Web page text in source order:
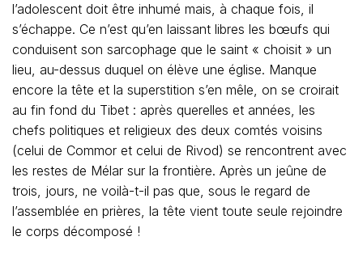
l’adolescent doit être inhumé mais, à chaque fois, il
s’échappe. Ce n’est qu’en laissant libres les bœufs qui
conduisent son sarcophage que le saint « choisit » un
lieu, au-dessus duquel on élève une église. Manque
encore la tête et la superstition s’en mêle, on se croirait
au fin fond du Tibet : après querelles et années, les
chefs politiques et religieux des deux comtés voisins
(celui de Commor et celui de Rivod) se rencontrent avec
les restes de Mélar sur la frontière. Après un jeûne de
trois, jours, ne voilà-t-il pas que, sous le regard de
l’assemblée en prières, la tête vient toute seule rejoindre
le corps décomposé !